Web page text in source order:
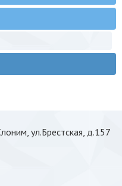
ул.Брестская, д.157